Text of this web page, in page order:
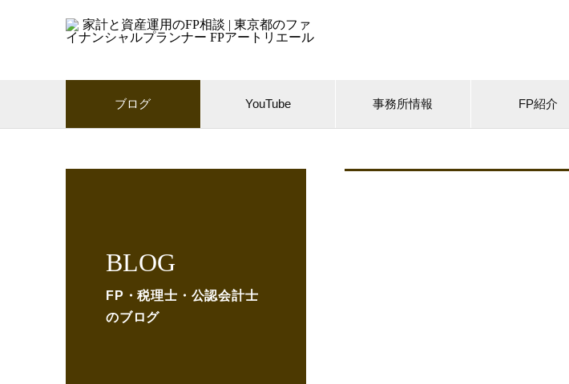
ブログ YouTube 事務所情報 FP紹介
BLOG
FP・税理士・公認会計士
のブログ